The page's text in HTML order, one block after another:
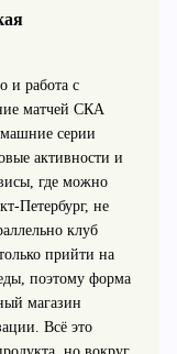
и работа с
матчей СКА
серии
активности и
где можно
Петербург, не
клуб
прийти на
поэтому форма
магазин
Всё это